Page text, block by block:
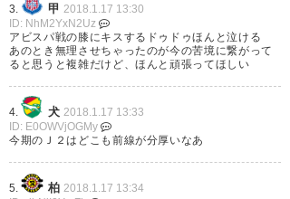
— エステバン・ミヤザキ・ヘル
マン (vfk12hakubaku)2018, 1
月 17
ポッピが去ってドゥドゥがきた
ポッピのコメント立派やなあ
3. 甲 2018.1.17 13:30
ID: NhM2YxN2Uz
アビスパ戦の膝にキスするドゥドゥほんと泣ける
あのとき無理させちゃったのが今の苦境に繋がって
ると思うと複雑だけど、ほんと頑張ってほしい
4. 犬 2018.1.17 13:33
ID: E0OWVjOGMy
今期のＪ２はどこも前線が分厚いなあ
5. 柏 2018.1.17 13:34